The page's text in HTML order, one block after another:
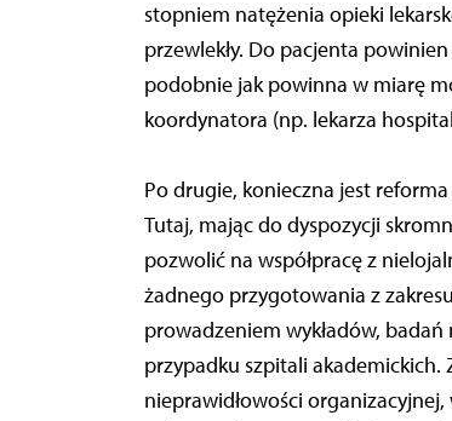
stopniem natężenia opieki
przewlekły. Do pacjenta
podobnie jak powinna w miarę
koordynatora (np. lekarza
Po drugie, konieczna jest
Tutaj, mając do dyspozycji
pozwolić na współpracę z
żadnego przygotowania z
prowadzeniem wykładów,
przypadku szpitali akademickich.
nieprawidłowości